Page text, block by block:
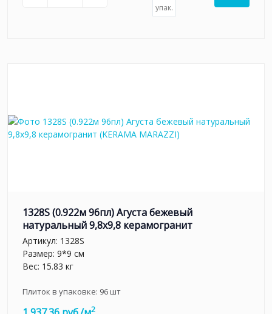
упак.
1328S (0.922м 96пл) Агуста бежевый
натуральный 9,8х9,8 керамогранит
Артикул: 1328S
Размер: 9*9 см
Вес: 15.83 кг
Плиток в упаковке: 96шт
2